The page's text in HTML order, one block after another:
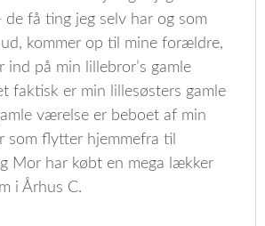
de få ting jeg selv har og som
kommer op til mine forældre,
ind på min lillebror’s gamle
faktisk er min lillesøsters gamle
værelse er beboet af min
som flytter hjemmefra til
Mor har købt en mega lækker
i Århus C.